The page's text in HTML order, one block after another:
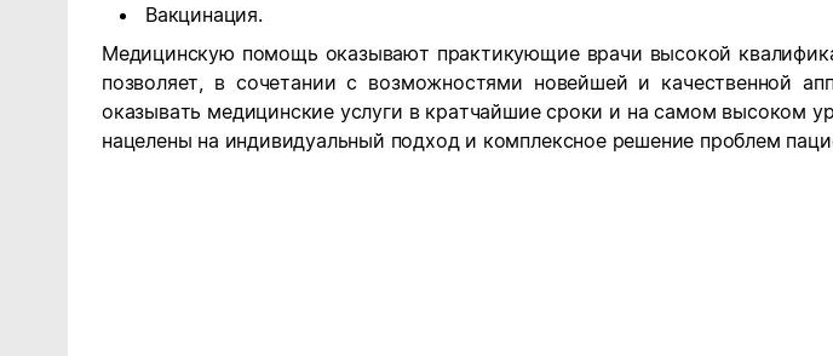
Вакцинация.
Медицинскую помощь оказывают практикующие врачи высокой
позволяет, в сочетании с возможностями новейшей и качественной
оказывать медицинские услуги в кратчайшие сроки и на самом высоком
нацелены на индивидуальный подход и комплексное решение проблем